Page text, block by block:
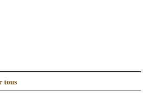
tous